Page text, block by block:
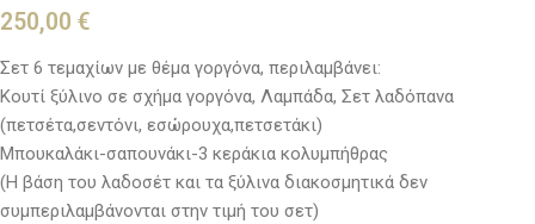
250,00 €
Σετ 6 τεμαχίων με θέμα γοργόνα, περιλαμβάνει:
Κουτί ξύλινο σε σχήμα γοργόνα, Λαμπάδα, Σετ λαδόπανα
(πετσέτα,σεντόνι, εσώρουχα,πετσετάκι)
Μπουκαλάκι-σαπουνάκι-3 κεράκια κολυμπήθρας
(Η βάση του λαδοσέτ και τα ξύλινα διακοσμητικά δεν
συμπεριλαμβάνονται στην τιμή του σετ)